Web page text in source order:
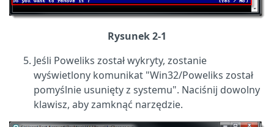
Rysunek 2-1
Jeśli Poweliks został wykryty, zostanie
wyświetlony komunikat "Win32/Poweliks został
pomyślnie usunięty z systemu". Naciśnij dowolny
klawisz, aby zamknąć narzędzie.